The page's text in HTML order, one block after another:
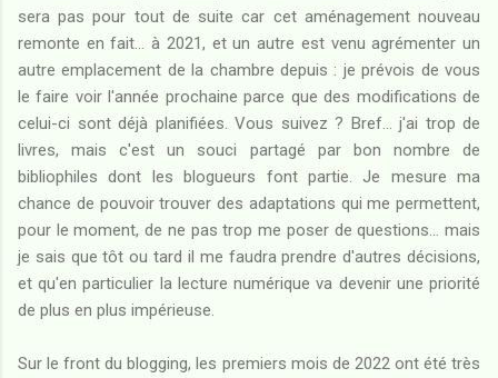
sera pas pour tout de suite car cet aménagement nouveau
remonte en fait... à 2021, et un autre est venu agrémenter un
autre emplacement de la chambre depuis : je prévois de vous
le faire voir l'année prochaine parce que des modifications de
celui-ci sont déjà planifiées. Vous suivez ? Bref... j'ai trop de
livres, mais c'est un souci partagé par bon nombre de
bibliophiles dont les blogueurs font partie. Je mesure ma
chance de pouvoir trouver des adaptations qui me permettent,
pour le moment, de ne pas trop me poser de questions... mais
je sais que tôt ou tard il me faudra prendre d'autres décisions,
et qu'en particulier la lecture numérique va devenir une priorité
de plus en plus impérieuse.
Sur le front du blogging, les premiers mois de 2022 ont été très